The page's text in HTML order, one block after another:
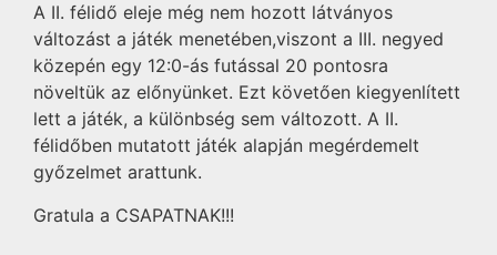
A II. félidő eleje még nem hozott látványos
változást a játék menetében,viszont a III. negyed
közepén egy 12:0-ás futással 20 pontosra
növeltük az előnyünket. Ezt követően kiegyenlített
lett a játék, a különbség sem változott. A II.
félidőben mutatott játék alapján megérdemelt
győzelmet arattunk.
Gratula a CSAPATNAK!!!